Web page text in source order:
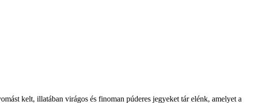
kelt, illatában virágos és finoman púderes jegyeket tár elénk, amelyet a